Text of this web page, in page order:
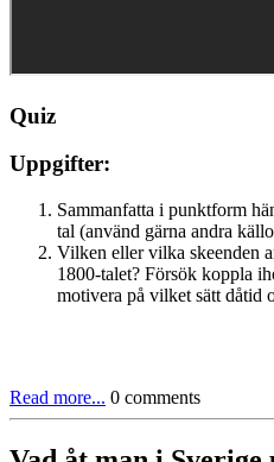
Quiz
Uppgifter:
Sammanfatta i punktform
tal (använd gärna andra
Vilken eller vilka skeenden
1800-talet? Försök koppla
motivera på vilket sätt dåtid
Read more... 0 comments